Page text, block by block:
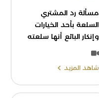
مسألة رد المشتري
السلعة بأحد الخيارات
وإنكار البائع أنها سلعته
شاهد المزيد